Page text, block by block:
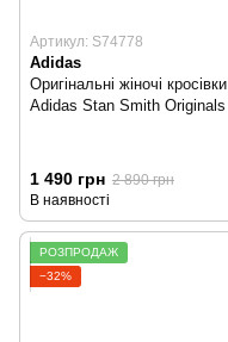
Артикул: S74778
Adidas
Оригінальні жіночі кросівки
Adidas Stan Smith Originals
1 490 грн 2 890 грн
В наявності
РОЗПРОДАЖ
−32%